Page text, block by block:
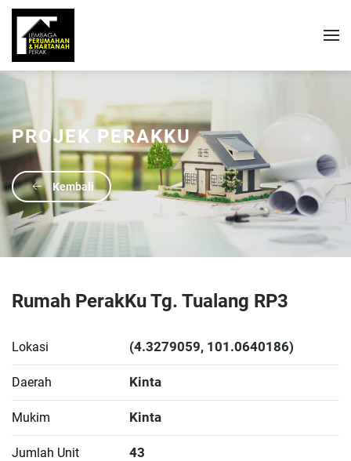
PROJEK PERAKKU
Kembali
Rumah PerakKu Tg. Tualang RP3
Lokasi (4.3279059, 101.0640186)
Daerah Kinta
Mukim Kinta
Jumlah Unit 43